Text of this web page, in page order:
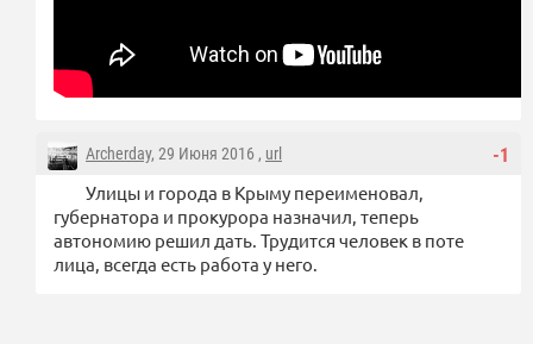
-1
Archerday, 29 Июня 2016 , url
Улицы и города в Крыму переименовал,
губернатора и прокурора назначил, теперь
автономию решил дать. Трудится человек в поте
лица, всегда есть работа у него.